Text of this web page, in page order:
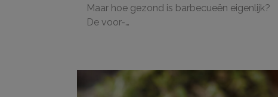
Maar hoe gezond is barbecueën eigenlijk?
De voor-…